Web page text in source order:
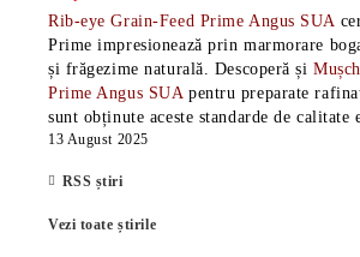
Rib-eye Grain-Feed Prime Angus SUA
Prime impresionează prin marmorare
și frăgezime naturală. Descoperă și
Prime Angus SUA pentru preparate
sunt obținute aceste standarde de calitate
13 August 2025
RSS știri
Vezi toate știrile